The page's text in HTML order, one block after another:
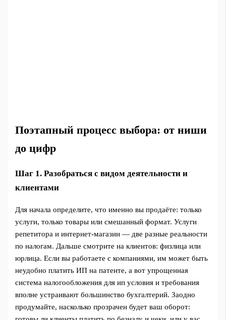
Поэтапный процесс выбора: от ниши
до цифр
Шаг 1. Разобраться с видом деятельности и
клиентами
Для начала определите, что именно вы продаёте: только
услуги, только товары или смешанный формат. Услуги
репетитора и интернет-магазин — две разные реальности
по налогам. Дальше смотрите на клиентов: физлица или
юрлица. Если вы работаете с компаниями, им может быть
неудобно платить ИП на патенте, а вот упрощенная
система налогообложения для ип условия и требования
вполне устраивают большинство бухгалтерий. Заодно
продумайте, насколько прозрачен будет ваш оборот: